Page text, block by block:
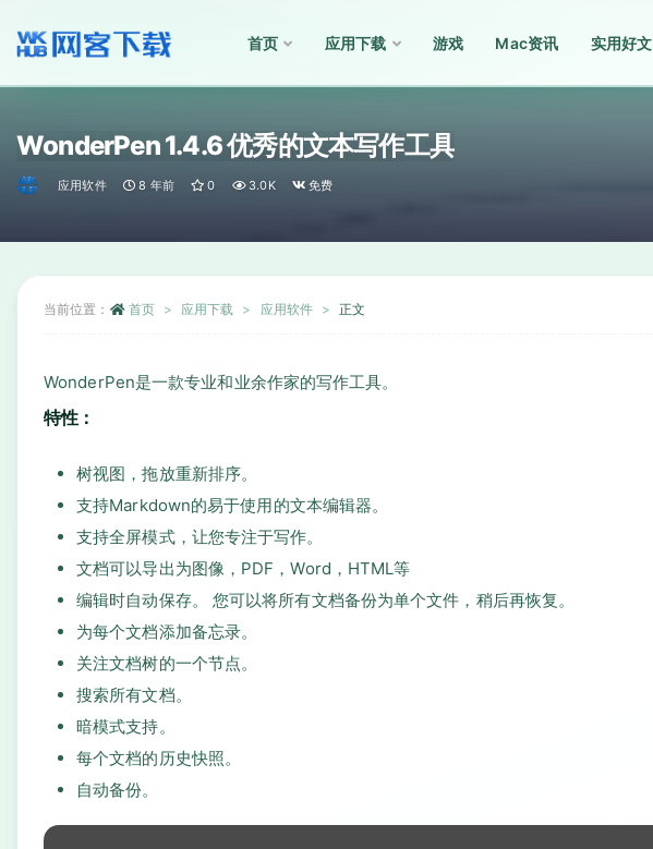
首页 应用下载 游戏 Mac资讯 实用好文
WonderPen 1.4.6 优秀的文本写作工具
应用软件 8 年前 0 3.0K 免费
当前位置： 首页 应用下载 应用软件 正文
WonderPen是一款专业和业余作家的写作工具。
特性：
树视图，拖放重新排序。
支持Markdown的易于使用的文本编辑器。
支持全屏模式，让您专注于写作。
文档可以导出为图像，PDF，Word，HTML等
编辑时自动保存。 您可以将所有文档备份为单个文件，稍后再恢复。
为每个文档添加备忘录。
关注文档树的一个节点。
搜索所有文档。
暗模式支持。
每个文档的历史快照。
自动备份。